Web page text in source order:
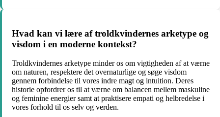
Hvad kan vi lære af troldkvindernes arketype og
visdom i en moderne kontekst?
Troldkvindernes arketype minder os om vigtigheden af at værne
om naturen, respektere det overnaturlige og søge visdom
gennem forbindelse til vores indre magt og intuition. Deres
historie opfordrer os til at værne om balancen mellem maskuline
og feminine energier samt at praktisere empati og helbredelse i
vores forhold til os selv og verden.